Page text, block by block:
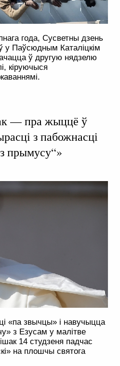
года, Сусветны дзень
у Паўсюдным Каталіцкім
ў другую нядзелю
кіруючыся
— пра жыццё ў
з пабожнасці
прымусу“»
«па звычцы» і навучыцца
з Езусам у малітве
14 студзеня падчас
на плошчы святога